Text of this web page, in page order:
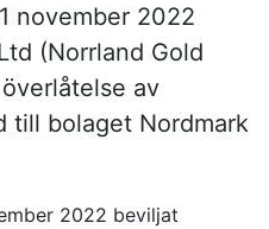
november 2022
(Norrland Gold
av
till bolaget Nordmark
2022 beviljat